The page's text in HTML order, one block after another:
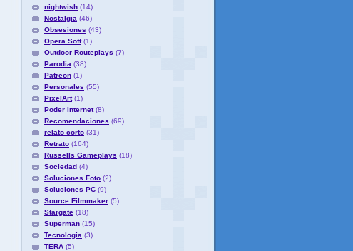
nightwish (14)
Nostalgia (46)
Obsesiones (43)
Opera Soft (1)
Outdoor Routeplays (7)
Parodia (38)
Patreon (1)
Personales (55)
PixelArt (1)
Poder Internet (8)
Recomendaciones (69)
relato corto (31)
Retrato (164)
Russells Gameplays (18)
Sociedad (4)
Soluciones Foto (2)
Soluciones PC (9)
Source Filmmaker (5)
Stargate (18)
Superman (15)
Tecnologia (3)
TERA (5)